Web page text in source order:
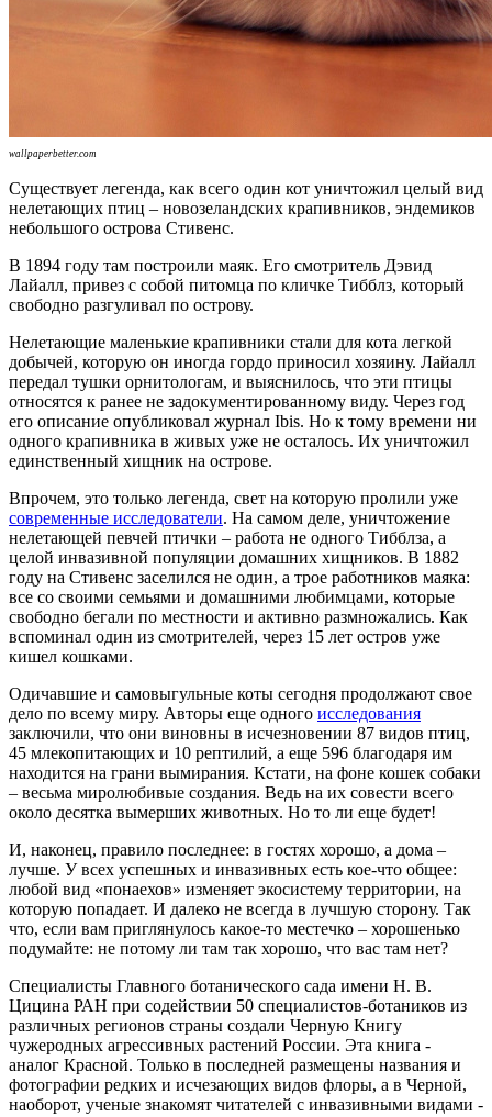
wallpaperbetter.com
Существует легенда, как всего один кот уничтожил целый вид
нелетающих птиц – новозеландских крапивников, эндемиков
небольшого острова Стивенс.
В 1894 году там построили маяк. Его смотритель Дэвид
Лайалл, привез с собой питомца по кличке Тибблз, который
свободно разгуливал по острову.
Нелетающие маленькие крапивники стали для кота легкой
добычей, которую он иногда гордо приносил хозяину. Лайалл
передал тушки орнитологам, и выяснилось, что эти птицы
относятся к ранее не задокументированному виду. Через год
его описание опубликовал журнал Ibis. Но к тому времени ни
одного крапивника в живых уже не осталось. Их уничтожил
единственный хищник на острове.
Впрочем, это только легенда, свет на которую пролили уже
современные исследователи. На самом деле, уничтожение
нелетающей певчей птички – работа не одного Тибблза, а
целой инвазивной популяции домашних хищников. В 1882
году на Стивенс заселился не один, а трое работников маяка:
все со своими семьями и домашними любимцами, которые
свободно бегали по местности и активно размножались. Как
вспоминал один из смотрителей, через 15 лет остров уже
кишел кошками.
Одичавшие и самовыгульные коты сегодня продолжают свое
дело по всему миру. Авторы еще одного исследования
заключили, что они виновны в исчезновении 87 видов птиц,
45 млекопитающих и 10 рептилий, а еще 596 благодаря им
находится на грани вымирания. Кстати, на фоне кошек собаки
– весьма миролюбивые создания. Ведь на их совести всего
около десятка вымерших животных. Но то ли еще будет!
И, наконец, правило последнее: в гостях хорошо, а дома –
лучше. У всех успешных и инвазивных есть кое-что общее:
любой вид «понаехов» изменяет экосистему территории, на
которую попадает. И далеко не всегда в лучшую сторону. Так
что, если вам приглянулось какое-то местечко – хорошенько
подумайте: не потому ли там так хорошо, что вас там нет?
Специалисты Главного ботанического сада имени Н. В.
Цицина РАН при содействии 50 специалистов-ботаников из
различных регионов страны создали Черную Книгу
чужеродных агрессивных растений России. Эта книга -
аналог Красной. Только в последней размещены названия и
фотографии редких и исчезающих видов флоры, а в Черной,
наоборот, ученые знакомят читателей с инвазивными видами -